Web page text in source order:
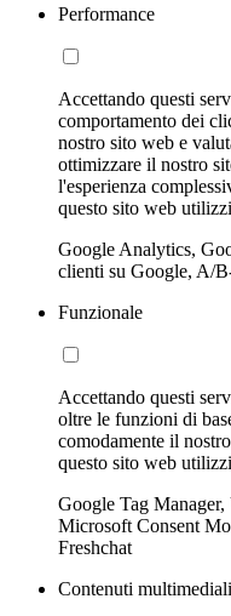
Performance
Accettando questi
comportamento dei
nostro sito web e
ottimizzare il nostro
l'esperienza
questo sito web
Google Analytics,
clienti su Google, A/
Funzionale
Accettando questi
oltre le funzioni di
comodamente il
questo sito web
Google Tag
Microsoft Consent
Freshchat
Contenuti